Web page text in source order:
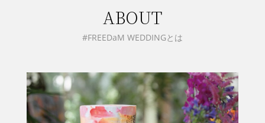
ABOUT
#FREEDaM WEDDINGとは